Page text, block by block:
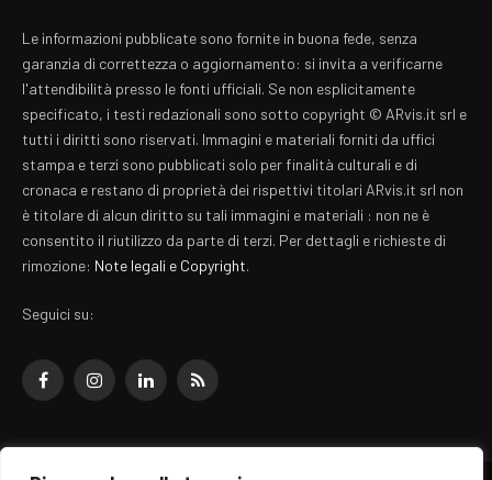
Le informazioni pubblicate sono fornite in buona fede, senza
garanzia di correttezza o aggiornamento: si invita a verificarne
l'attendibilità presso le fonti ufficiali. Se non esplicitamente
specificato, i testi redazionali sono sotto copyright © ARvis.it srl e
tutti i diritti sono riservati. Immagini e materiali forniti da uffici
stampa e terzi sono pubblicati solo per finalità culturali e di
cronaca e restano di proprietà dei rispettivi titolari ARvis.it srl non
è titolare di alcun diritto su tali immagini e materiali : non ne è
consentito il riutilizzo da parte di terzi. Per dettagli e richieste di
rimozione: Note legali e Copyright.
Seguici su:
FacebookInstagramLinkedInRSS